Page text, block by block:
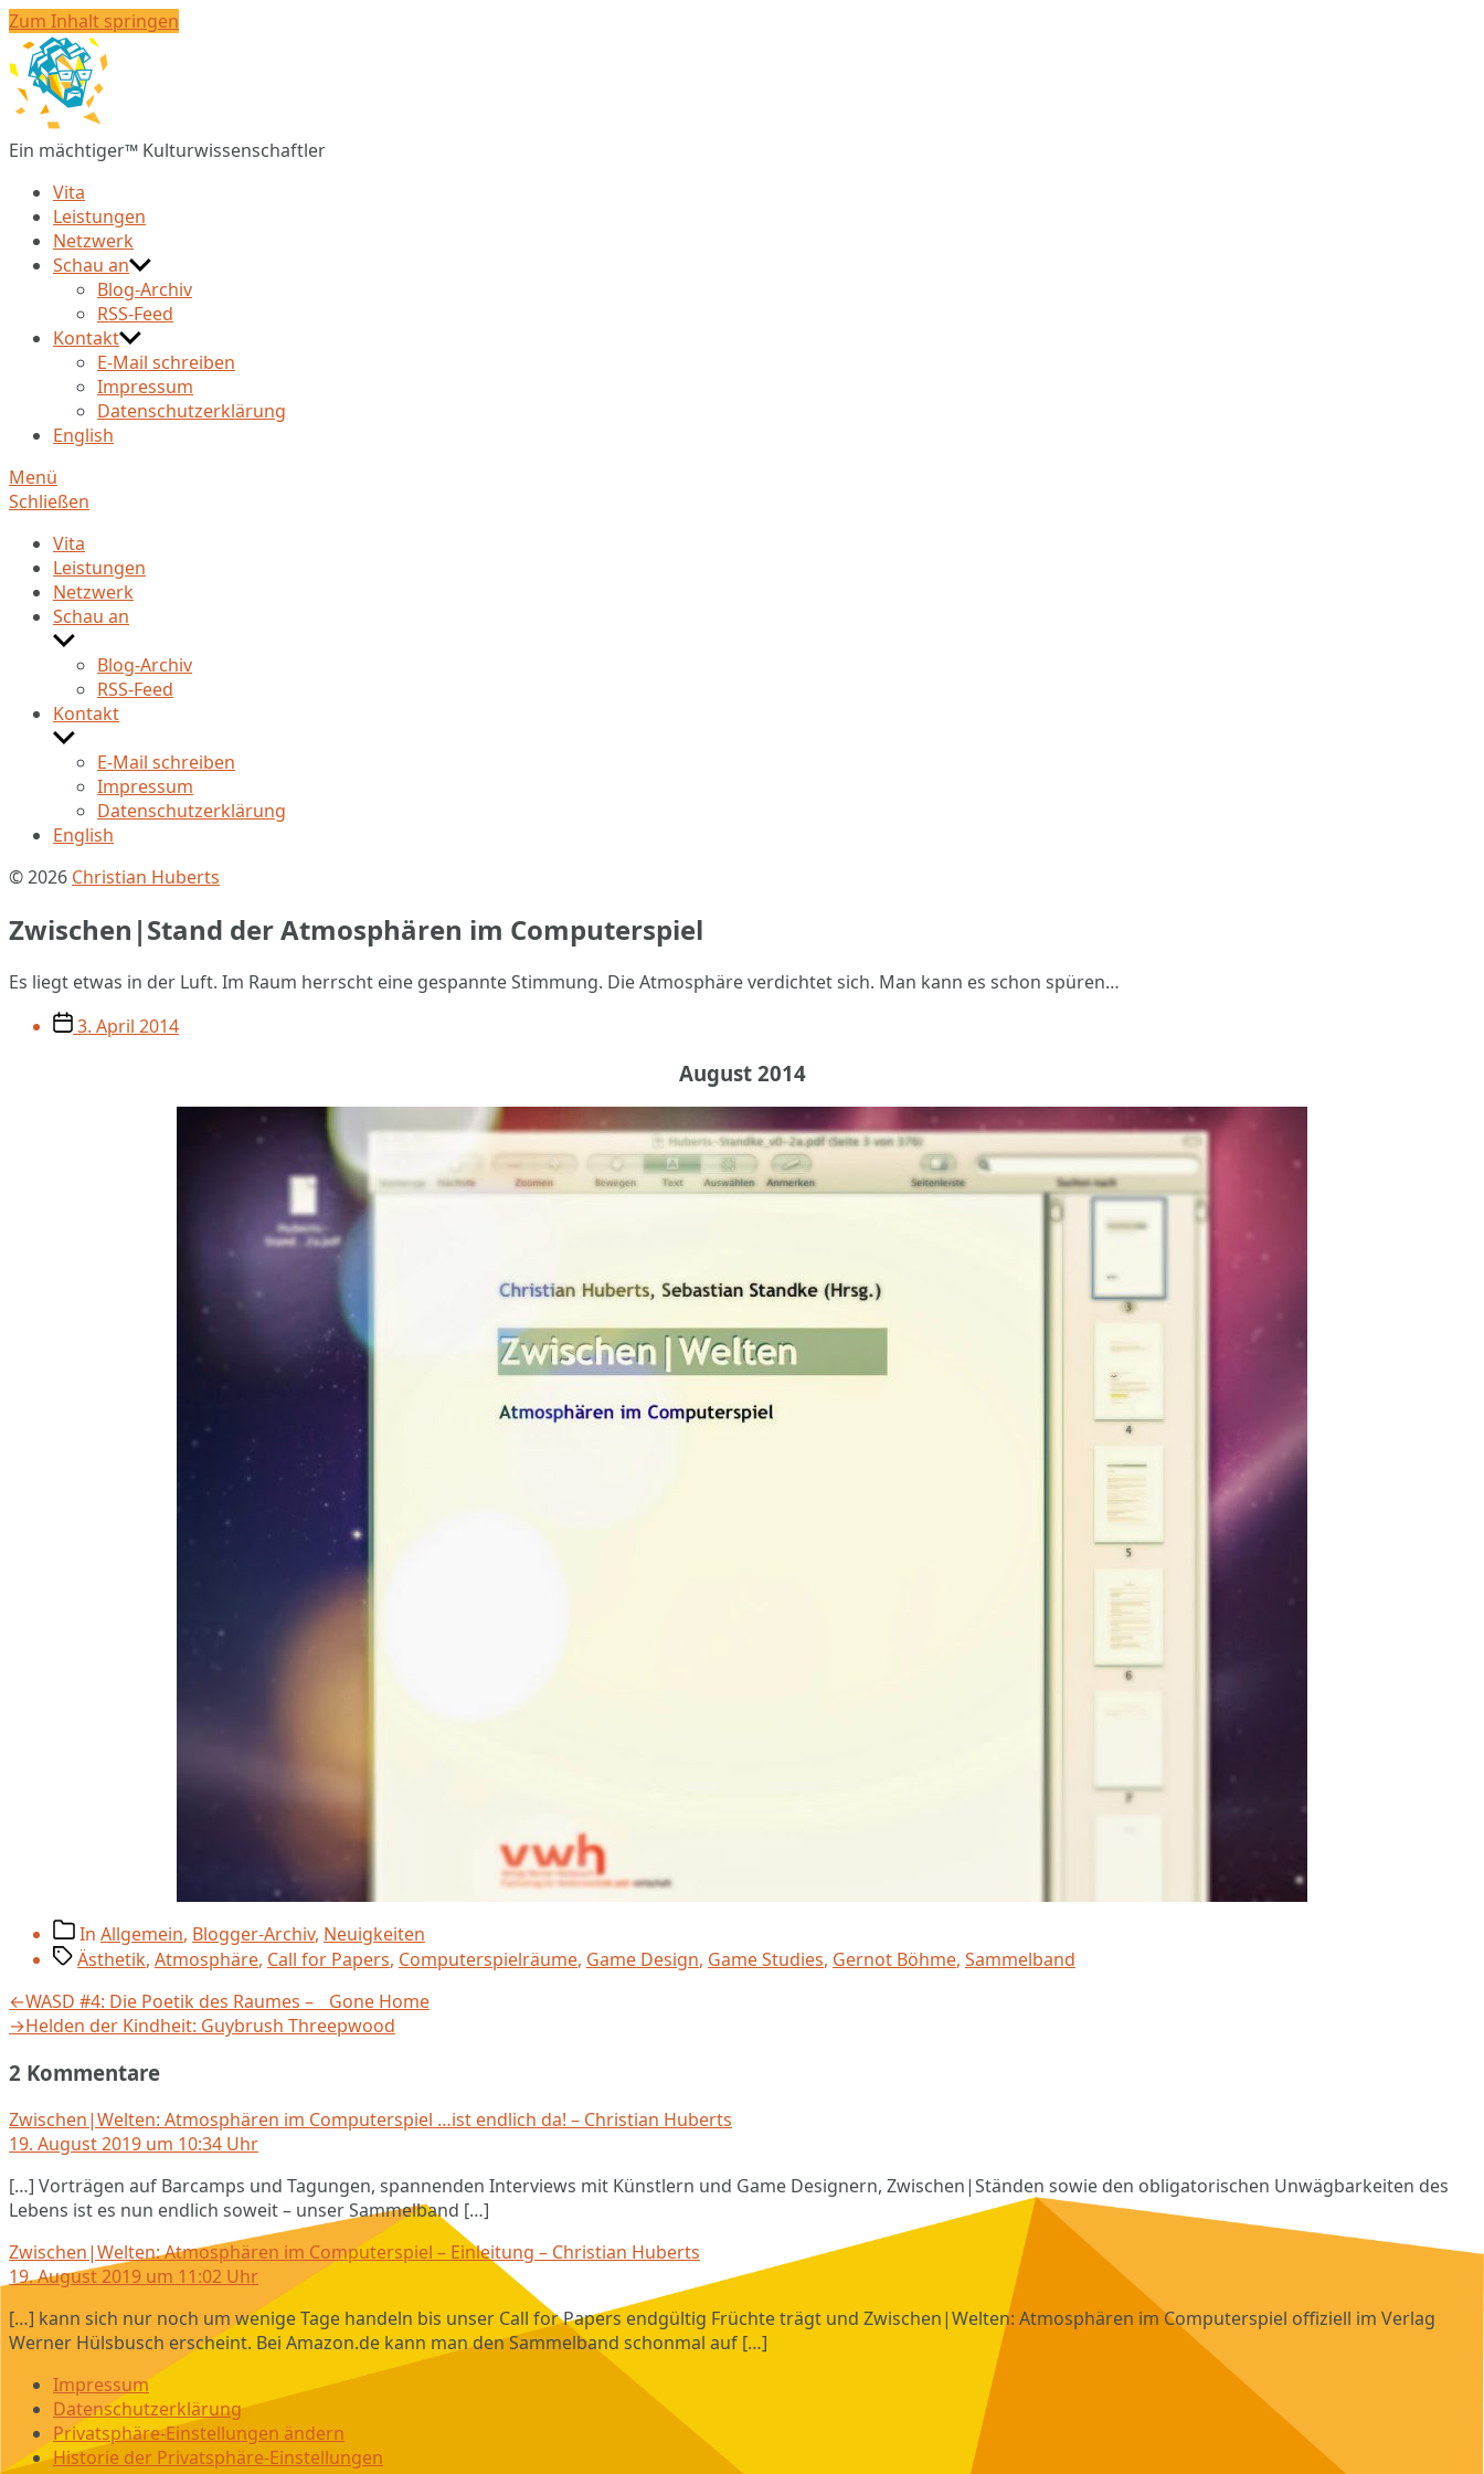
Zum Inhalt springen
Huberts
Ein mächtiger™ Kulturwissenschaftler
Vita
Leistungen
Netzwerk
Schau an
Blog-Archiv
RSS-Feed
Kontakt
E-Mail schreiben
Impressum
Datenschutzerklärung
English
Menü
Schließen
Vita
Leistungen
Netzwerk
Schau an
Untermenü
anzeigenBlog-Archiv
RSS-Feed
Kontakt
Untermenü
anzeigenE-Mail schreiben
Impressum
Datenschutzerklärung
English
© 2026 Christian Huberts
Zwischen|Stand der Atmosphären im Computerspiel
Es liegt etwas in der Luft. Im Raum herrscht eine gespannte Stimmung. Die Atmosphäre verdichtet sich. Man kann es schon spüren…
Veröffentlichungsdatum
3. April 2014
August 2014
Beitragskategorien
In Allgemein, Blogger-Archiv, Neuigkeiten
Schlagwörter
Ästhetik, Atmosphäre, Call for Papers, Computerspielräume, Game Design, Game Studies, Gernot Böhme, Sammelband
Beitragsnavigation
←Vorheriger
Beitrag:
WASD #4: Die Poetik des Raumes – Gone Home
→Nächster
Helden der Kindheit: Guybrush Threepwood
2 Kommentare
Zwischen|Welten: Atmosphären im Computerspiel …ist endlich da! – Christian Huberts
19. August 2019 um 10:34 Uhr
[…] Vorträgen auf Barcamps und Tagungen, spannenden Interviews mit Künstlern und Game Designern, Zwischen|Ständen sowie den obligatorischen Unwägbarkeiten des
Lebens ist es nun endlich soweit – unser Sammelband […]
Zwischen|Welten: Atmosphären im Computerspiel – Einleitung – Christian Huberts
19. August 2019 um 11:02 Uhr
[…] kann sich nur noch um wenige Tage handeln bis unser Call for Papers endgültig Früchte trägt und Zwischen|Welten: Atmosphären im Computerspiel offiziell im Verlag
Werner Hülsbusch erscheint. Bei Amazon.de kann man den Sammelband schonmal auf […]
Impressum
Datenschutzerklärung
Privatsphäre-Einstellungen ändern
Historie der Privatsphäre-Einstellungen